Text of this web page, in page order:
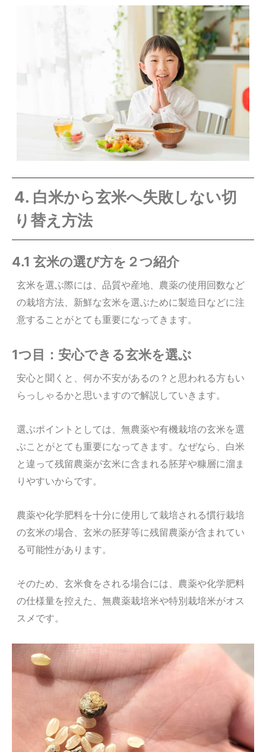
4. 白米から玄米へ失敗しない切
り替え方法
4.1 玄米の選び方を２つ紹介
玄米を選ぶ際には、品質や産地、農薬の使用回数など
の栽培方法、新鮮な玄米を選ぶために製造日などに注
意することがとても重要になってきます。
1つ目：安心できる玄米を選ぶ
安心と聞くと、何か不安があるの？と思われる方もい
らっしゃるかと思いますので解説していきます。
選ぶポイントとしては、無農薬や有機栽培の玄米を選
ぶことがとても重要になってきます。 なぜなら、白米
と違って残留農薬が玄米に含まれる胚芽や糠層に溜ま
りやすいからです。
農薬や化学肥料を十分に使用して栽培される慣行栽培
の玄米の場合、玄米の胚芽等に残留農薬が含まれてい
る可能性があります。
そのため、玄米食をされる場合には、農薬や化学肥料
の仕様量を控えた、無農薬栽培米や特別栽培米がオス
スメです。